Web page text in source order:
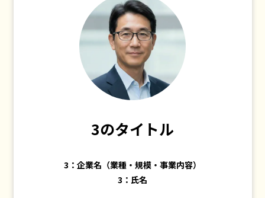
3のタイトル
3：企業名（業種・規模・事業内容）
3：氏名